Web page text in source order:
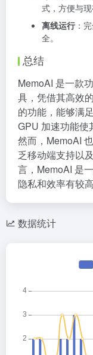
式，方便与现
离线运行 ：
全。
总结
MemoAI 是一款
具，凭借其高效
的功能，能够满
GPU 加速功能使
然而，MemoAI
乏移动端支持以
言，MemoAI 是
隐私和效率有较
数据统计